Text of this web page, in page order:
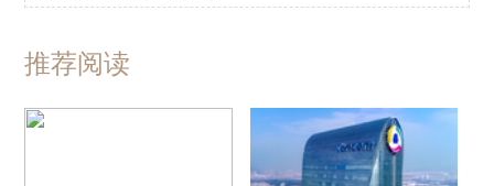
推荐阅读